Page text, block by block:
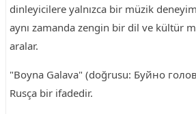
dinleyicilere yalnızca bir müzik
aynı zamanda zengin bir dil ve kültür
aralar.
"Boyna Galava" (doğrusu: Буйно
Rusça bir ifadedir.